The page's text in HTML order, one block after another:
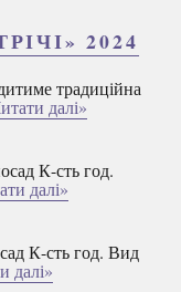
2024
традиційна
далі»
К-сть год.
далі»
К-сть год. Вид
далі»